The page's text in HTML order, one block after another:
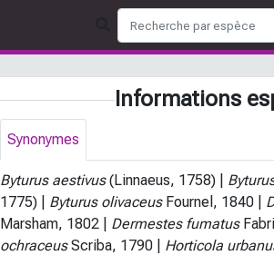
Informations
Synonymes
Byturus aestivus(Linnaeus, 1758) |
1775) | Byturus olivaceusFournel, 1840 |
Marsham, 1802 | Dermestes fumatus
ochraceusScriba, 1790 | Horticola